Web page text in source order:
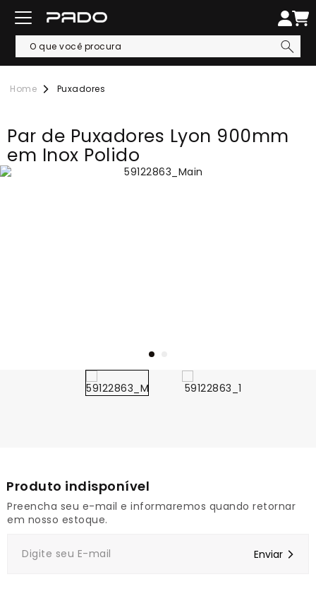
Puxadores
Par de Puxadores Lyon 900mm
em Inox Polido
Preencha seu e-mail e informaremos quando retornar
em nosso estoque.